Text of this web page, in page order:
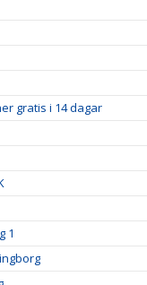
gratis i 14 dagar
1